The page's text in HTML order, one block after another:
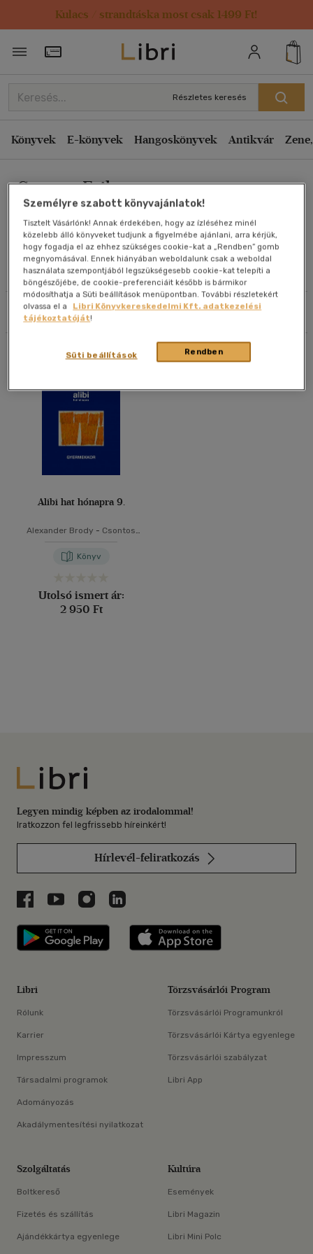
Kulacs / strandtáska most csak 1499 Ft!
Törzsvásárlói Kártya adatai
Részletes keresés
Könyvek E-könyvek Hangoskönyvek Antikvár
Csontos Erika
Művei
Olvasói vélemények
Szűrés Rendezés
Rendezés
Kiadás éve szerint csökkenő
Ár szerint csökkenő
Eladott darabszám szerint csökkenő
Eladott darabszám szerint növekvő
Cím szerint A-Z
Szerző szerint A-Z
Megjelenítés
20 db / oldal
Alkalmaz
Összesen db
Alibi hat hónapra 9.
Alexander Brody - Csontos
Márton László -Nagy Gabriella
Torma Tamás
Könyv
Utolsó ismert ár:
2 950 Ft
Libri
Legyen mindig képben az irodalommal!
Iratkozzon fel legfrissebb híreinkért!
Hírlevél-feliratkozás
Libri a Facebookon
Libri a Youtube-on
Libri az Instagramon
Libri a LinkedInen
Libri applikáció Szerezd meg: Google
Libri
Rólunk
Karrier
Impresszum
Társadalmi programok
Adományozás
Akadálymentesítési nyilatkozat
Törzsvásárlói Program
Törzsvásárlói Programunkról
Törzsvásárlói Kártya egyenlege
Törzsvásárlói szabályzat
Libri App
Szolgáltatás
Boltkereső
Fizetés és szállítás
Ajándékkártya egyenlege
Kultúra
Események
Libri Magazin
Libri Mini Polc
Személyre szabott könyvajánlatok!
Tisztelt Vásárlónk! Annak érdekében, hogy az ízléséhez minél
közelebb álló könyveket tudjunk a figyelmébe ajánlani, arra kérjük,
hogy fogadja el az ehhez szükséges cookie-kat a „Rendben” gomb
megnyomásával. Ennek hiányában weboldalunk csak a weboldal
használata szempontjából legszükségesebb cookie-kat telepíti a
böngészőjébe, de cookie-preferenciáit később is bármikor
módosíthatja a Süti beállítások menüpontban. További részletekért
olvassa el a
Libri Könyvkereskedelmi Kft. adatkezelési
tájékoztatóját!
Rendben
Süti beállítások